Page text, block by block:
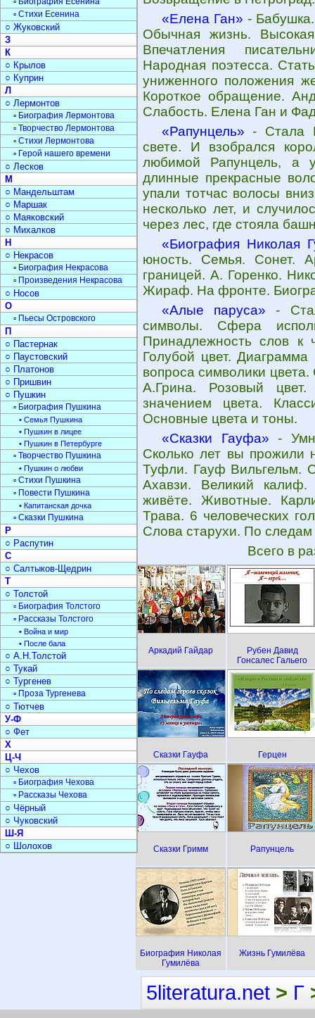
«Елена Ган» -
Обычная жизнь.
Впечатления
Народная поэтесса.
униженного положения
Короткое обращение.
Слабость. Елена Ган и
«Рапунцель» - Стала
свете. И взобрался
любимой Рапунцель, а
длинные прекрасные
упали тотчас волосы
несколько лет, и
через лес, где стояла
«Биография Николая
юность. Семья. Сонет.
границей. А. Горенко.
Жираф. На фронте.
«Алые паруса» -
символы. Сфера
Принадлежность слов к
Голубой цвет.
вопроса символики
А.Грина. Розовый
значением цвета.
Основные цвета и тоны.
«Сказки Гауфа» -
Сколько лет вы прожили
Туфли. Гауф Вильгельм.
Ахавзи. Великий
живёте. Животные.
Трава. 6 человеческих
Слова старухи. По следам
Всего в
Аркадий Гайдар
Рубен Давид
Гонсалес Гальего
Сказки Гауфа Герцен
Сказки Гримм Рапунцель
Биография Николая
Гумилёва
Жизнь Гумилёва
▫ Стихи Есенина
○ Жуковский
З
К
○ Крылов
○ Куприн
Л
○ Лермонтов
▫ Биография Лермонтова
▫ Творчество Лермонтова
▫ Стихи Лермонтова
▫ Герой нашего времени
○ Лесков
М
○ Мандельштам
○ Маршак
○ Маяковский
○ Михалков
Н
○ Некрасов
▫ Биография Некрасова
▫ Произведения Некрасова
○ Носов
О
▫ Пьесы Островского
П
○ Пастернак
○ Паустовский
○ Платонов
○ Пришвин
○ Пушкин
▫ Биография Пушкина
• Семья Пушкина
• Пушкин в лицее
• Пушкин в Петербурге
▫ Творчество Пушкина
• Пушкин о любви
▫ Стихи Пушкина
▫ Повести Пушкина
• Капитанская дочка
▫ Сказки Пушкина
Р
○ Распутин
С
○ Салтыков-Щедрин
Т
○ Толстой
▫ Биография Толстого
▫ Рассказы Толстого
• Война и мир
• После бала
○ А.Н.Толстой
○ Тукай
○ Тургенев
▫ Проза Тургенева
○ Тютчев
У-Ф
○ Фет
Х
Ц-Ч
○ Чехов
▫ Биография Чехова
▫ Рассказы Чехова
○ Чёрный
○ Чуковский
Ш-Я
○ Шолохов
5literatura.net > Г